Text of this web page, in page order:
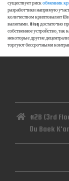
существует риск обменник
разработчики напрямую
количеством криптовалют
валютами. Bisq достаточно
собственное устройство,
некоторые другие
торгуют бессрочными
#2B (3rd
Ou Baek